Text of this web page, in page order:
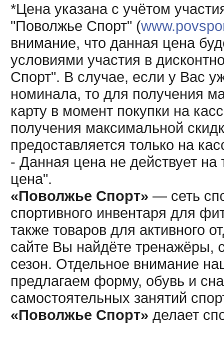
*Цена указана с учётом
"Поволжье Спорт" (
внимание, что данная цена
условиями участия в
Спорт". В случае, если у Вас
номинала, то для получения
карту в момент покупки на
получения максимальной
предоставляется только на
- Данная цена не действует
цена".
«Поволжье Спорт» — сеть
спортивного инвентаря для
также товаров для активного
сайте Вы найдёте тренажёры,
сезон. Отдельное внимание
предлагаем форму, обувь и
самостоятельных занятий
«Поволжье Спорт» делает